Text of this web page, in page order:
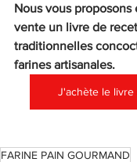
Nous vous proposons
vente un livre de
traditionnelles
farines artisanales.
J'achète le
FARINE PAIN GOURMAND